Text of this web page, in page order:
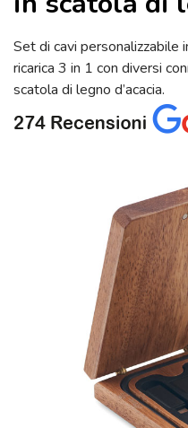
Set di cavi personalizzabile
ricarica 3 in 1 con diversi
scatola di legno d’acacia.